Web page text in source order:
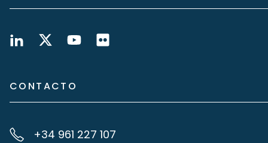
CONTACTO
+34 961 227 107